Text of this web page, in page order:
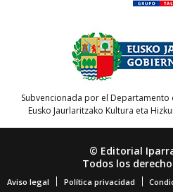
Subvencionada por el Departamento
Eusko Jaurlaritzako Kultura eta
© Editorial
Todos los
Aviso legal Política privacidad